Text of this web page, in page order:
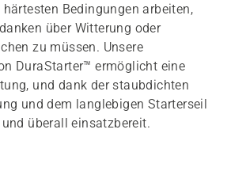
härtesten Bedingungen arbeiten,
über Witterung oder
zu müssen. Unsere
DuraStarter™ ermöglicht eine
und dank der staubdichten
und dem langlebigen Starterseil
überall einsatzbereit.